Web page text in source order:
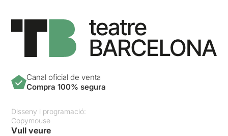
Canal oficial de venta
Compra 100% segura
Disseny i programació:
Copymouse
Vull veure